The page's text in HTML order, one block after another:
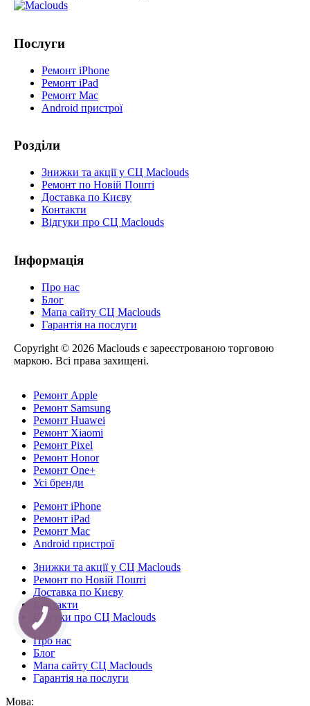
Послуги
Ремонт iPhone
Ремонт iPad
Ремонт Mac
Android пристрої
Розділи
Знижки та акції у СЦ Maclouds
Ремонт по Новій Пошті
Доставка по Києву
Контакти
Відгуки про СЦ Maclouds
Інформація
Про нас
Блог
Мапа сайту СЦ Maclouds
Гарантія на послуги
Copyright © 2026 Maclouds є зареєстрованою торговою
маркою. Всі права захищені.
Ремонт Apple
Ремонт Samsung
Ремонт Huawei
Ремонт Xiaomi
Ремонт Pixel
Ремонт Honor
Ремонт One+
Усі бренди
Ремонт iPhone
Ремонт iPad
Ремонт Mac
Android пристрої
Знижки та акції у СЦ Maclouds
Ремонт по Новій Пошті
Доставка по Києву
Контакти
Відгуки про СЦ Maclouds
Про нас
Блог
Мапа сайту СЦ Maclouds
Гарантія на послуги
Мова:
КНОПКА
СВЯЗИ